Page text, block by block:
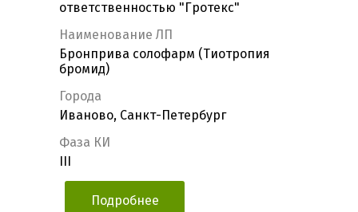
ответственностью "Гротекс"
Наименование ЛП
Бронприва солофарм (Тиотропия
бромид)
Города
Иваново, Санкт-Петербург
Фаза КИ
Подробнее